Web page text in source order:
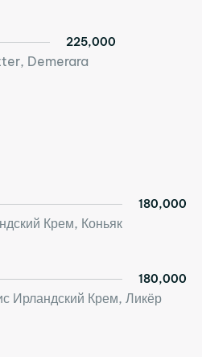
225,000
Demerara
180,000
Крем, Коньяк
180,000
Ирландский Крем, Ликёр